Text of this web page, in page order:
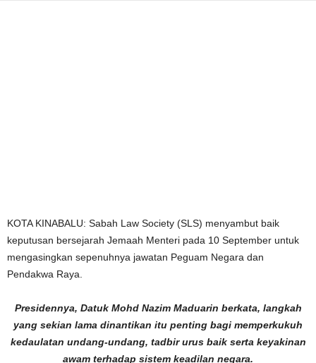
KOTA KINABALU: Sabah Law Society (SLS) menyambut baik
keputusan bersejarah Jemaah Menteri pada 10 September untuk
mengasingkan sepenuhnya jawatan Peguam Negara dan
Pendakwa Raya.
Presidennya, Datuk Mohd Nazim Maduarin berkata, langkah
yang sekian lama dinantikan itu penting bagi memperkukuh
kedaulatan undang-undang, tadbir urus baik serta keyakinan
awam terhadap sistem keadilan negara.